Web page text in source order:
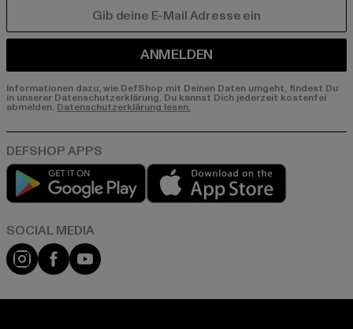
ANMELDEN
Informationen dazu, wie DefShop mit Deinen Daten umgeht, findest Du
in unserer Datenschutzerklärung. Du kannst Dich jederzeit kostenfei
abmelden. Datenschutzerklärung lesen.
Play market
Instagram
FacebookYouTube